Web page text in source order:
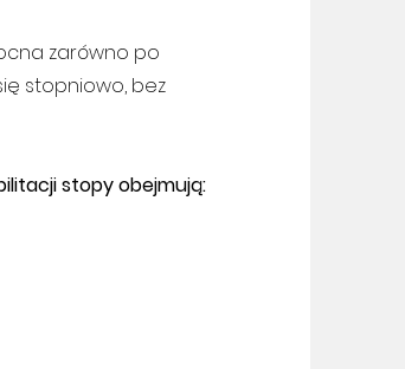
zarówno po
stopniowo, bez
stopy obejmują: